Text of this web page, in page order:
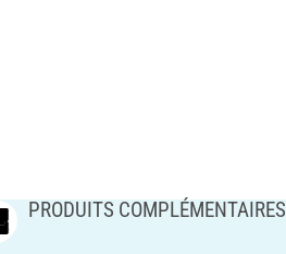
PRODUITS COMPLÉMENTAIRES